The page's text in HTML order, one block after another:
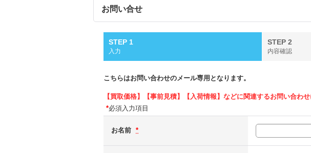
お問い合せ
STEP 1
入力
STEP 2
内容確認
こちらはお問い合わせのメール専用となります。
【買取価格】【事前見積】【入荷情報】などに関連するお問い合わ
*必須入力項目
お名前 *